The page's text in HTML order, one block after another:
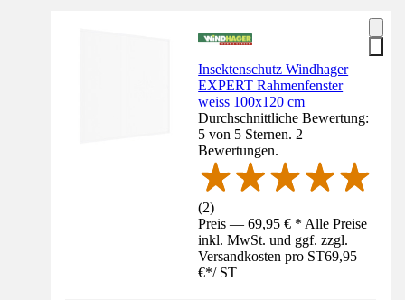
Insektenschutz Windhager
EXPERT Rahmenfenster
weiss 100x120 cm
Durchschnittliche Bewertung:
5 von 5 Sternen. 2
Bewertungen.
(2)
Preis — 69,95 € * Alle Preise
inkl. MwSt. und ggf. zzgl.
Versandkosten pro ST69,95
€*/ ST